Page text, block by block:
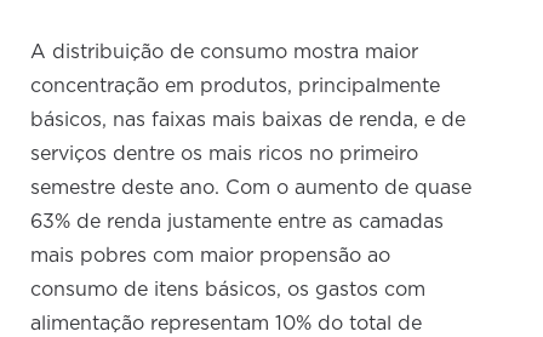
A distribuição de consumo mostra maior
concentração em produtos, principalmente
básicos, nas faixas mais baixas de renda, e de
serviços dentre os mais ricos no primeiro
semestre deste ano. Com o aumento de quase
63% de renda justamente entre as camadas
mais pobres com maior propensão ao
consumo de itens básicos, os gastos com
alimentação representam 10% do total de